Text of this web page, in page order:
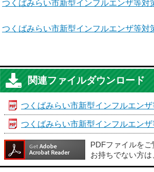
つくばみらい市新型インフルエンザ等
つくばみらい市新型インフルエンザ等
関連ファイルダウンロード
つくばみらい市新型インフルエン
つくばみらい市新型インフルエン
PDFファイルを
お持ちでない方